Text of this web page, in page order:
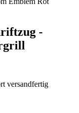
-
versandfertig